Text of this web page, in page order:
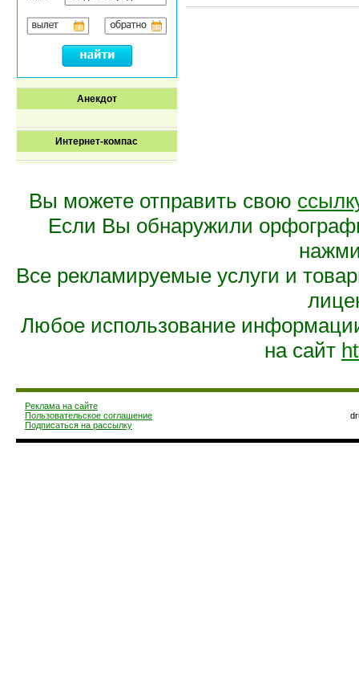
Анекдот
Интернет-компас
Вы можете отправить свою
Если Вы обнаружили
Все рекламируемые услуги и
Любое использование
на сайт
Реклама на сайте
Пользовательское соглашение
Подписаться на рассылку